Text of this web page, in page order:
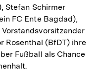
Stefan Schirmer
FC Ente Bagdad),
Rosenthal (BfDT) ihre
Fußball als Chance